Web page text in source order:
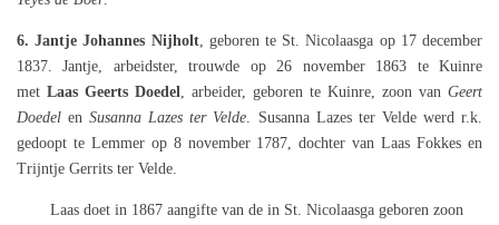
6. Jantje Johannes Nijholt, geboren te St. Nicolaasga op 17 december
1837. Jantje, arbeidster, trouwde op 26 november 1863 te Kuinre
met Laas Geerts Doedel, arbeider, geboren te Kuinre, zoon van Geert
Doedel en Susanna Lazes ter Velde. Susanna Lazes ter Velde werd r.k.
gedoopt te Lemmer op 8 november 1787, dochter van Laas Fokkes en
Trijntje Gerrits ter Velde.
Laas doet in 1867 aangifte van de in St. Nicolaasga geboren zoon